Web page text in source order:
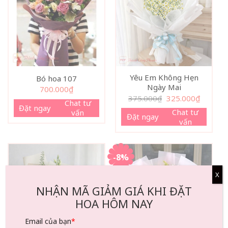
Bó hoa 107
700.000₫
Đặt ngay
Chat tư
vấn
Yêu Em Không Hẹn
Ngày Mai
375.000₫ Giá
gốc
là:
375.000₫.
325.000₫Giá
hiện
tại
Đặt ngay
Chat tư
vấn
-8%
NHẬN MÃ GIẢM GIÁ KHI ĐẶT
HOA HÔM NAY
Email của bạn*
X